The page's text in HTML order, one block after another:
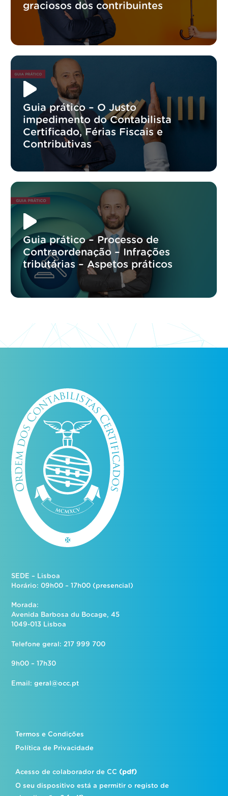
graciosos dos contribuintes
Guia prático – O Justo
impedimento do Contabilista
Certificado, Férias Fiscais e
Contributivas
Guia prático – Processo de
Contraordenação – Infrações
tributárias – Aspetos práticos
SEDE – Lisboa
Horário: 09h00 – 17h00 (presencial)
Morada:
Avenida Barbosa du Bocage, 45
1049-013 Lisboa
Telefone geral: 217 999 700
9h00 – 17h30
Email:geral@occ.pt
Termos e Condições
Política de Privacidade
Acesso de colaborador de CC(pdf)
O seu dispositivo está a permitir o registo de